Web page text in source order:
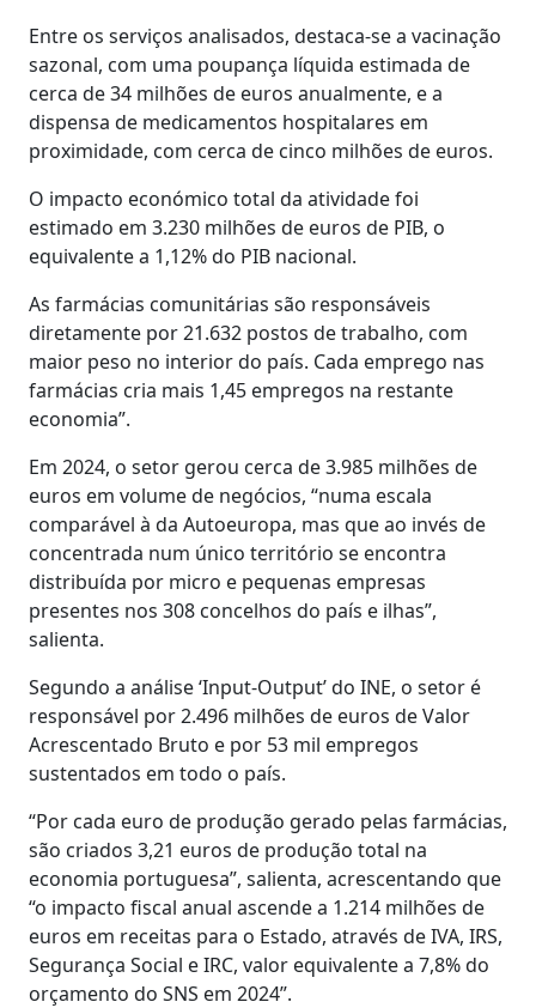
Entre os serviços analisados, destaca-se a vacinação
sazonal, com uma poupança líquida estimada de
cerca de 34 milhões de euros anualmente, e a
dispensa de medicamentos hospitalares em
proximidade, com cerca de cinco milhões de euros.
O impacto económico total da atividade foi
estimado em 3.230 milhões de euros de PIB, o
equivalente a 1,12% do PIB nacional.
As farmácias comunitárias são responsáveis
diretamente por 21.632 postos de trabalho, com
maior peso no interior do país. Cada emprego nas
farmácias cria mais 1,45 empregos na restante
economia”.
Em 2024, o setor gerou cerca de 3.985 milhões de
euros em volume de negócios, “numa escala
comparável à da Autoeuropa, mas que ao invés de
concentrada num único território se encontra
distribuída por micro e pequenas empresas
presentes nos 308 concelhos do país e ilhas”,
salienta.
Segundo a análise ‘Input-Output’ do INE, o setor é
responsável por 2.496 milhões de euros de Valor
Acrescentado Bruto e por 53 mil empregos
sustentados em todo o país.
“Por cada euro de produção gerado pelas farmácias,
são criados 3,21 euros de produção total na
economia portuguesa”, salienta, acrescentando que
“o impacto fiscal anual ascende a 1.214 milhões de
euros em receitas para o Estado, através de IVA, IRS,
Segurança Social e IRC, valor equivalente a 7,8% do
orçamento do SNS em 2024”.